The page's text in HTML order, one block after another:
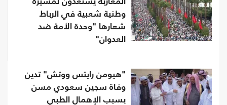
وطنية شعبية في الرباط
شعارها "وحدة الأمة ضد
العدوان"
"هيومن رايتس ووتش" تدين
وفاة سجين سعودي مسن
بسبب الإهمال الطبي